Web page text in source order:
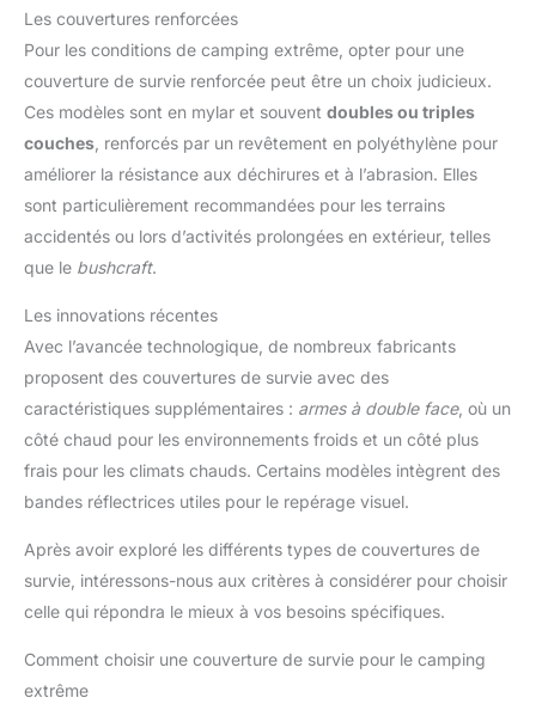
Les couvertures renforcées
Pour les conditions de camping extrême, opter pour une
couverture de survie renforcée peut être un choix judicieux.
Ces modèles sont en mylar et souvent doubles ou triples
couches , renforcés par un revêtement en polyéthylène pour
améliorer la résistance aux déchirures et à l’abrasion. Elles
sont particulièrement recommandées pour les terrains
accidentés ou lors d’activités prolongées en extérieur, telles
que le bushcraft.
Les innovations récentes
Avec l’avancée technologique, de nombreux fabricants
proposent des couvertures de survie avec des
caractéristiques supplémentaires : armes à double face, où un
côté chaud pour les environnements froids et un côté plus
frais pour les climats chauds. Certains modèles intègrent des
bandes réflectrices utiles pour le repérage visuel.
Après avoir exploré les différents types de couvertures de
survie, intéressons-nous aux critères à considérer pour choisir
celle qui répondra le mieux à vos besoins spécifiques.
Comment choisir une couverture de survie pour le camping
extrême